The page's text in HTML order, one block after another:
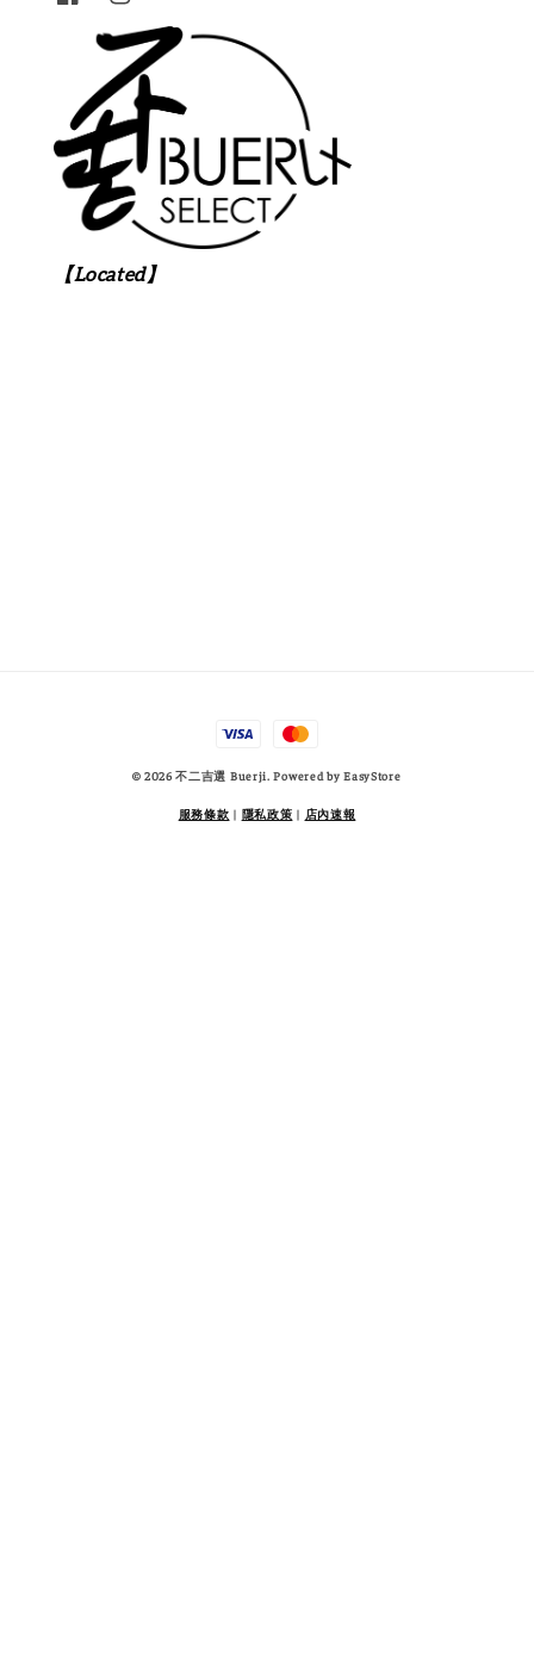
【Located】
© 2026 不二吉選 Buerji. Powered byEasyStore
服務條款 | 隱私政策 | 店內速報